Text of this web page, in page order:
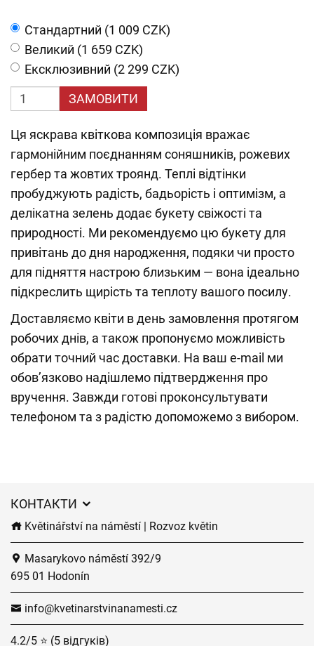
Cтандартний (1 009 CZK)
Великий (1 659 CZK)
Ексклюзивний (2 299 CZK)
ЗАМОВИТИ
Ця яскрава квіткова композиція вражає
гармонійним поєднанням соняшників, рожевих
гербер та жовтих троянд. Теплі відтінки
пробуджують радість, бадьорість і оптимізм, а
делікатна зелень додає букету свіжості та
природності. Ми рекомендуємо цю букету для
привітань до дня народження, подяки чи просто
для підняття настрою близьким — вона ідеально
підкреслить щирість та теплоту вашого посилу.
Доставляємо квіти в день замовлення протягом
робочих днів, а також пропонуємо можливість
обрати точний час доставки. На ваш e-mail ми
обов’язково надішлемо підтвердження про
вручення. Завжди готові проконсультувати
телефоном та з радістю допоможемо з вибором.
КОНТАКТИ
Květinářství na náměstí | Rozvoz květin
Masarykovo náměstí 392/9
695 01 Hodonín
info@kvetinarstvinanamesti.cz
4.2/5 ⭐ (5 відгуків)